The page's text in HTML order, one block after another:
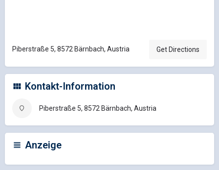
Piberstraße 5, 8572 Bärnbach, Austria Get Directions
Kontakt-Information
Piberstraße 5, 8572 Bärnbach, Austria
Anzeige